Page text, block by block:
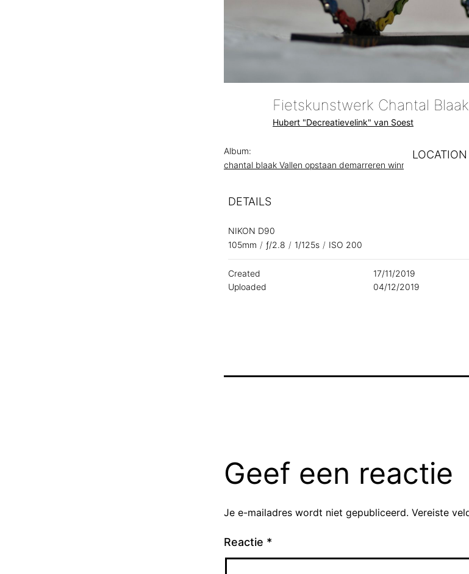
Hubert "Decreatievelink" van Soest
Album:
chantal blaak Vallen opstaan demarreren winnen
LOCATION
DETAILS
NIKON D90
105mm / ƒ/2.8 / 1/125s / ISO 200
Created
17/11/2019
Uploaded
04/12/2019
Geef een reactie
Je e-mailadres wordt niet gepubliceerd. Vereiste
Reactie *